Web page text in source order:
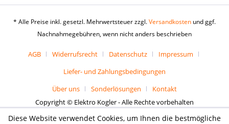
* Alle Preise inkl. gesetzl. Mehrwertsteuer zzgl.Versandkosten und ggf.
Nachnahmegebühren, wenn nicht anders beschrieben
AGB Widerrufsrecht Datenschutz
Impressum
Liefer- und Zahlungsbedingungen
Über uns
Sonderlösungen
Kontakt
Copyright © Elektro Kogler - Alle Rechte vorbehalten
Diese Website verwendet Cookies, um Ihnen die bestmögliche